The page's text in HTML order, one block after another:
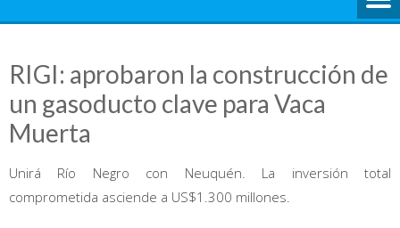
RIGI: aprobaron la construcción de
un gasoducto clave para Vaca
Muerta
Unirá Río Negro con Neuquén. La inversión total
comprometida asciende a US$1.300 millones.